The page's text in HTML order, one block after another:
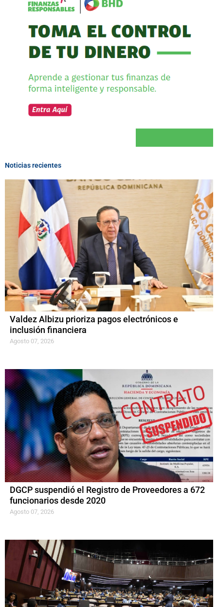
Noticias recientes
Valdez Albizu prioriza pagos electrónicos e
inclusión financiera
Agosto 07, 2026
DGCP suspendió el Registro de Proveedores a 672
funcionarios desde 2020
Agosto 07, 2026